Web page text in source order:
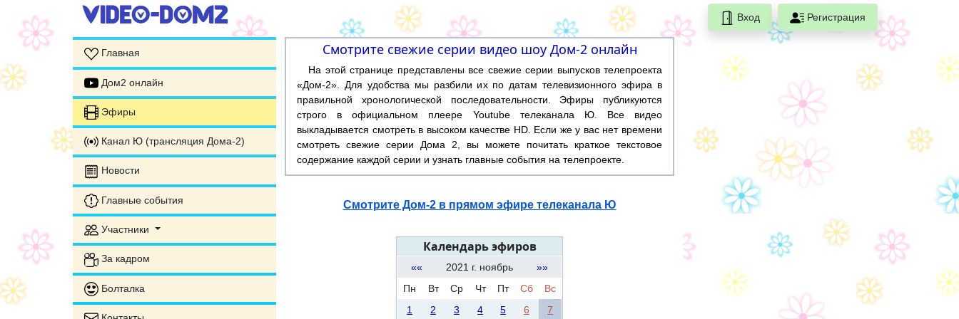
Вход Регистрация
Главная
Дом2 онлайн
Эфиры
Канал Ю (трансляция Дома-2)
Новости
Главные события
Участники
За кадром
Болталка
Смотрите свежие серии видео шоу Дом-2 онлайн
На этой странице представлены все свежие серии выпусков телепроекта
«Дом-2». Для удобства мы разбили их по датам телевизионного эфира в
правильной хронологической последовательности. Эфиры публикуются
строго в официальном плеере Youtube телеканала Ю. Все видео
выкладывается смотреть в высоком качестве HD. Если же у вас нет времени
смотреть свежие серии Дома 2, вы можете почитать краткое текстовое
содержание каждой серии и узнать главные события на телепроекте.
Смотрите Дом-2 в прямом эфире телеканала Ю
Календарь эфиров
«« 2021 г. ноябрь
»»
Пн
Вт Ср Чт Пт Сб
Вс
1
2 3 4 5 6 7